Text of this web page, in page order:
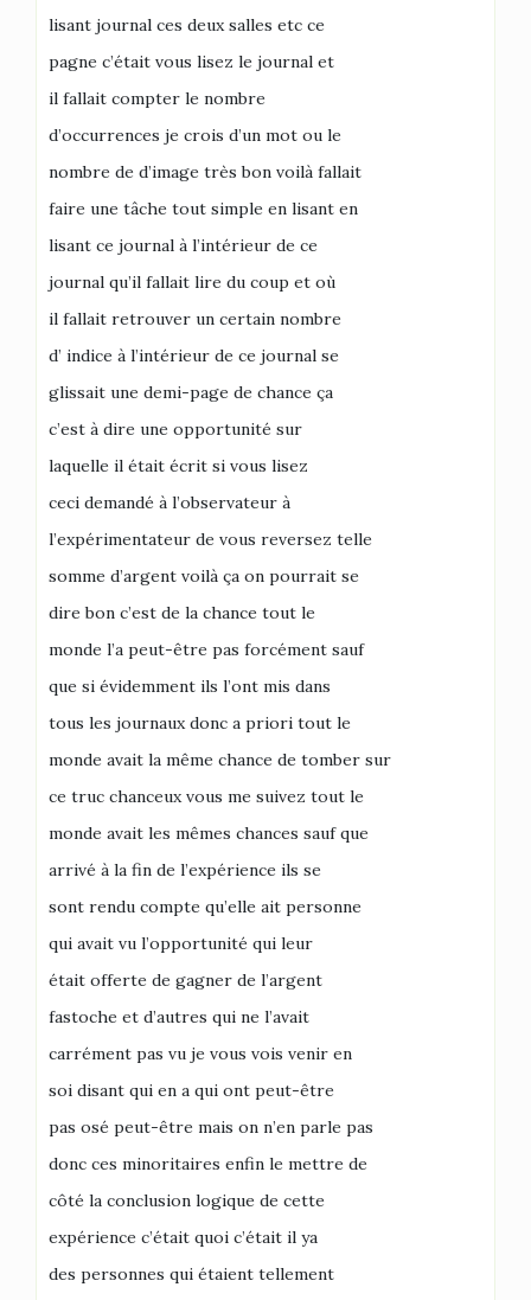
lisant journal ces deux salles etc ce
pagne c’était vous lisez le journal et
il fallait compter le nombre
d’occurrences je crois d’un mot ou le
nombre de d’image très bon voilà fallait
faire une tâche tout simple en lisant en
lisant ce journal à l’intérieur de ce
journal qu’il fallait lire du coup et où
il fallait retrouver un certain nombre
d’ indice à l’intérieur de ce journal se
glissait une demi-page de chance ça
c’est à dire une opportunité sur
laquelle il était écrit si vous lisez
ceci demandé à l’observateur à
l’expérimentateur de vous reversez telle
somme d’argent voilà ça on pourrait se
dire bon c’est de la chance tout le
monde l’a peut-être pas forcément sauf
que si évidemment ils l’ont mis dans
tous les journaux donc a priori tout le
monde avait la même chance de tomber sur
ce truc chanceux vous me suivez tout le
monde avait les mêmes chances sauf que
arrivé à la fin de l’expérience ils se
sont rendu compte qu’elle ait personne
qui avait vu l’opportunité qui leur
était offerte de gagner de l’argent
fastoche et d’autres qui ne l’avait
carrément pas vu je vous vois venir en
soi disant qui en a qui ont peut-être
pas osé peut-être mais on n’en parle pas
donc ces minoritaires enfin le mettre de
côté la conclusion logique de cette
expérience c’était quoi c’était il ya
des personnes qui étaient tellement